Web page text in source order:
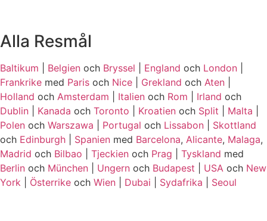
Alla Resmål
Baltikum Belgien och Bryssel England och London
Frankrike med Paris och Nice Grekland och Aten
Holland och Amsterdam Italien och Rom Irland och
Dublin
Kanada och Toronto Kroatien och Split Malta
Polen och Warszawa Portugal och Lissabon
Skottland
och Edinburgh Spanien med Barcelona, Alicante, Malaga,
Madrid och Bilbao Tjeckien och Prag Tyskland med
Berlin och München Ungern och Budapest USA och New
York
Österrike och Wien Dubai Sydafrika Seoul